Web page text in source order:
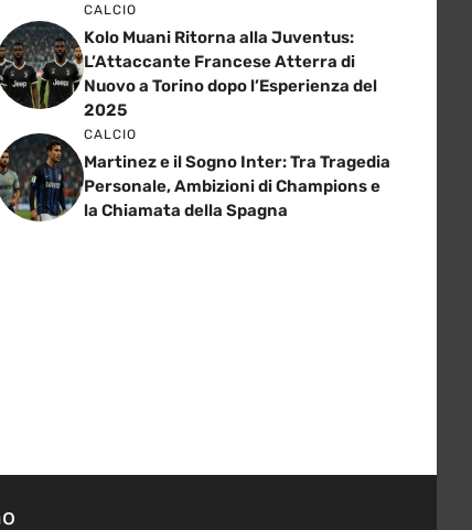
CALCIO
Kolo Muani Ritorna alla Juventus:
L’Attaccante Francese Atterra di
Nuovo a Torino dopo l’Esperienza del
2025
CALCIO
Martinez e il Sogno Inter: Tra Tragedia
Personale, Ambizioni di Champions e
la Chiamata della Spagna